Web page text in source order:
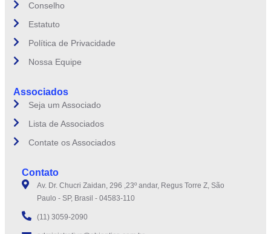
Conselho
Estatuto
Política de Privacidade
Nossa Equipe
Associados
Seja um Associado
Lista de Associados
Contate os Associados
Contato
Av. Dr. Chucri Zaidan, 296 ,23º andar, Regus Torre Z, São
Paulo - SP, Brasil - 04583-110
(11) 3059-2090